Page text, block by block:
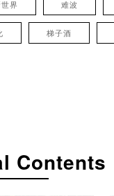
界 难波
梯子酒
Contents